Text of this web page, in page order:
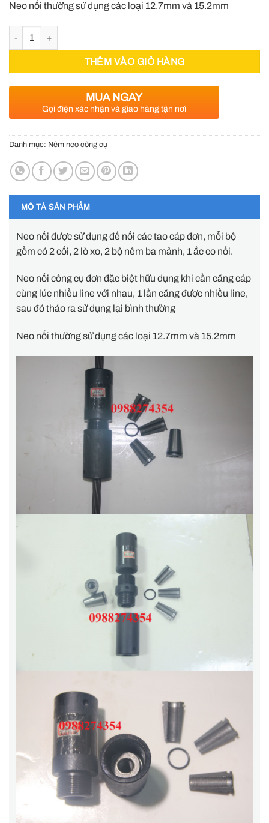
Neo nối thường sử dụng các loại 12.7mm và 15.2mm
THÊM VÀO GIỎ HÀNG
MUA NGAY
Gọi điện xác nhận và giao hàng tận nơi
Danh mục: Nêm neo công cụ
MÔ TẢ SẢN PHẨM
Neo nối được sử dụng để nối các tao cáp đơn, mỗi bộ
gồm có 2 cối, 2 lò xo, 2 bộ nêm ba mảnh, 1 ắc co nối.
Neo nối công cụ đơn đặc biệt hữu dụng khi cần căng cáp
cùng lúc nhiều line với nhau, 1 lần căng được nhiều line,
sau đó tháo ra sử dụng lại bình thường
Neo nối thường sử dụng các loại 12.7mm và 15.2mm